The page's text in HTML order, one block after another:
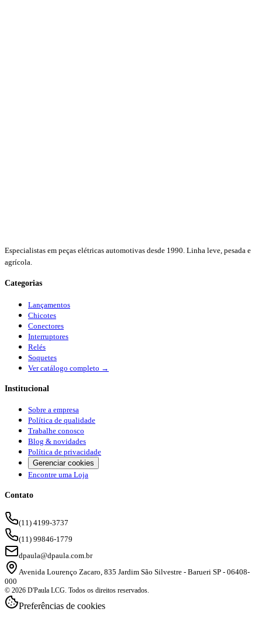
Especialistas em peças elétricas automotivas desde 1990. Linha leve, pesada e
agrícola.
Categorias
Lançamentos
Chicotes
Conectores
Interruptores
Relés
Soquetes
Ver catálogo completo →
Institucional
Sobre a empresa
Política de qualidade
Trabalhe conosco
Blog & novidades
Política de privacidade
Gerenciar cookies
Encontre uma Loja
Contato
(11) 4199-3737
(11) 99846-1779
dpaula@dpaula.com.br
Avenida Lourenço Zacaro, 835 Jardim São Silvestre - Barueri SP - 06408-
000
© 2026 D'Paula LCG. Todos os direitos reservados.
Preferências de cookies